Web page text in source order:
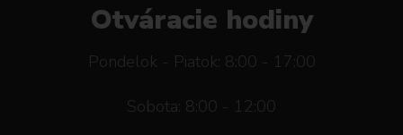
Otváracie hodiny
Pondelok - Piatok: 8:00 - 17:00
Sobota: 8:00 - 12:00